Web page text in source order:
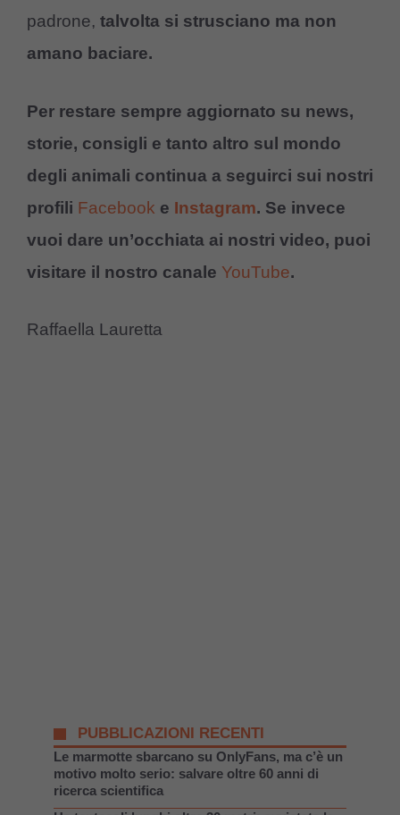
padrone, talvolta si strusciano ma non
amano baciare.
Per restare sempre aggiornato su news,
storie, consigli e tanto altro sul mondo
degli animali continua a seguirci sui nostri
profili Facebook e Instagram. Se invece
vuoi dare un’occhiata ai nostri video, puoi
visitare il nostro canale YouTube.
Raffaella Lauretta
PUBBLICAZIONI RECENTI
Le marmotte sbarcano su OnlyFans, ma c’è un
motivo molto serio: salvare oltre 60 anni di
ricerca scientifica